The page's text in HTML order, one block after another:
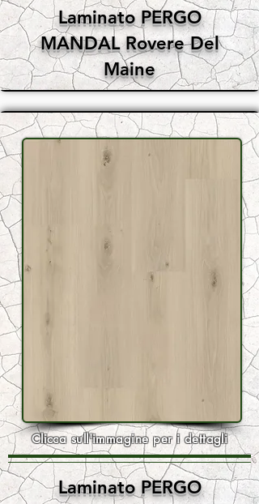
Laminato PERGO
MANDAL Rovere Del
Maine
Clicca sull'immagine per i dettagli
Laminato PERGO